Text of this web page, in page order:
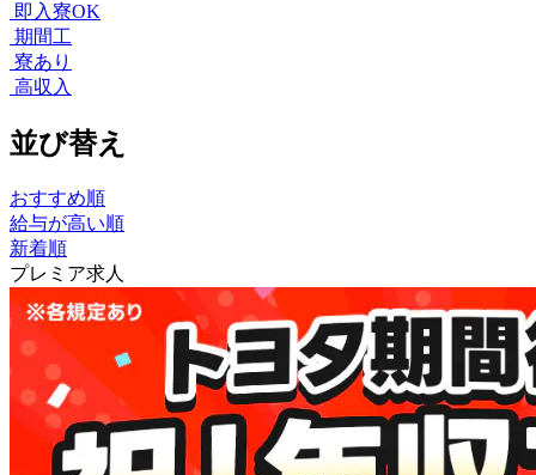
即入寮OK
期間工
寮あり
高収入
並び替え
おすすめ順
給与が高い順
新着順
プレミア求人